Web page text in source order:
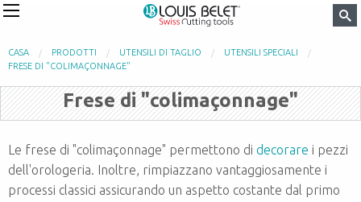
CASA PRODOTTI UTENSILI DI TAGLIO
UTENSILI SPECIALI
FRESE DI "COLIMAÇONNAGE"
Frese di "colimaçonnage"
Le frese di "colimaçonnage" permettono di decorare i pezzi
dell'orologeria. Inoltre, rimpiazzano vantaggiosamente i
processi classici assicurando un aspetto costante dal primo